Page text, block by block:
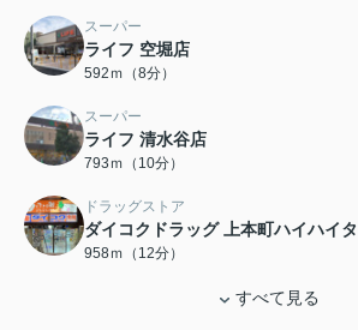
スーパー
ライフ 空堀店
592ｍ（8分）
スーパー
ライフ 清水谷店
793ｍ（10分）
ドラッグストア
ダイコクドラッグ 上本町ハイハイ
958ｍ（12分）
すべて見る